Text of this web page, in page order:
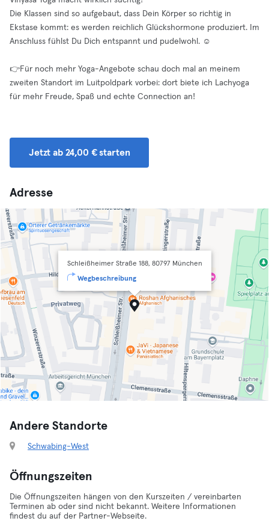
Die Klassen sind so aufgebaut, dass Dein Körper so richtig in
Ekstase kommt: es werden reichlich Glückshormone produziert. Im
Anschluss fühlst Du Dich entspannt und pudelwohl. ☺️
👉Für noch mehr Yoga-Angebote schau doch mal an meinem
zweiten Standort im Luitpoldpark vorbei: dort biete ich Lachyoga
für mehr Freude, Spaß und echte Connection an!
Jetzt ab 24,00 € starten
Adresse
Schleißheimer Straße 188, 80797 München
Wegbeschreibung
Andere Standorte
Schwabing-West
Öffnungszeiten
Die Öffnungszeiten hängen von den Kurszeiten / vereinbarten
Terminen ab oder sind nicht bekannt. Weitere Informationen
findest du auf der Partner-Webseite.